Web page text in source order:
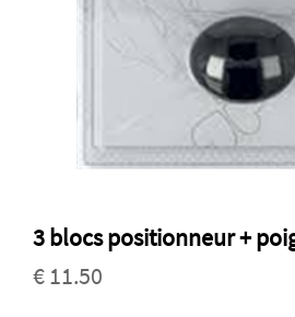
3 blocs positionneur +
€ 11.50